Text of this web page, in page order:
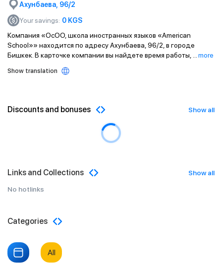
Ахунбаева, 96/2
Your savings: 0 KGS
Компания «ОсОО, школа иностранных языков «American
School»» находится по адресу Ахунбаева, 96/2, в городе
Бишкек. В карточке компании вы найдете время работы,
more
Show translation
Discounts and bonuses Show all
Links and Collections Show all
No hotlinks
Categories
All